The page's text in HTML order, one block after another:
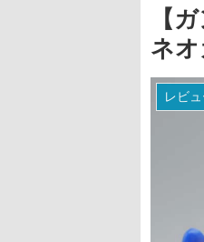
【
ネ
レビ